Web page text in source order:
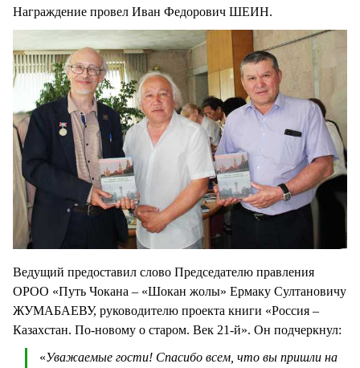
Награждение провел Иван Федорович ШЕИН.
Ведущий предоставил слово Председателю правления
ОРОО «Путь Чокана – «Шокан жолы» Ермаку Султановичу
ЖУМАБАЕВУ, руководителю проекта книги «Россия –
Казахстан. По-новому о старом. Век 21-й». Он подчеркнул:
«Уважаемые гости! Спасибо всем, что вы пришли на